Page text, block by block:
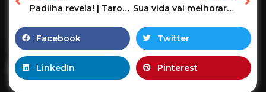
Padilha revela! | Tarot Responde #tarotdoamor #tarotdehoje #tarotresponde Sua vida vai melhorar? | Tarot Responde #tarotdoamor #tarotdehoje #tarotresponde
Facebook Twitter
LinkedIn Pinterest